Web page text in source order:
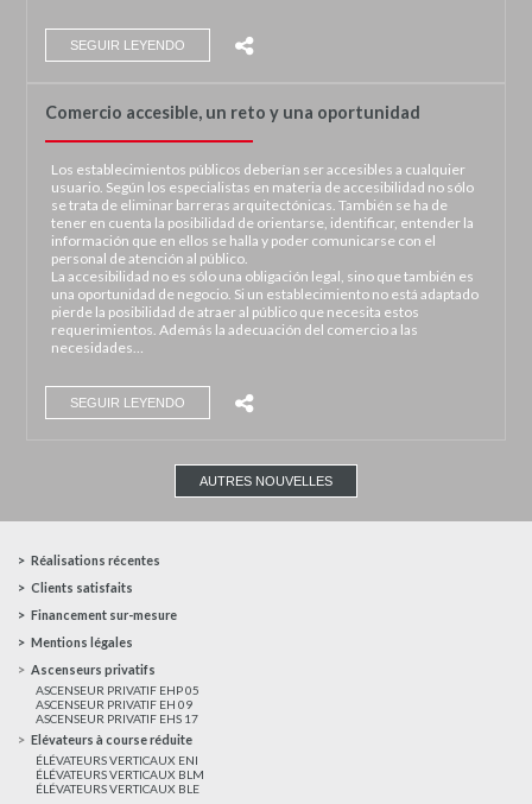
SEGUIR LEYENDO
Comercio accesible, un reto y una oportunidad
Los establecimientos públicos deberían ser accesibles a cualquier
usuario. Según los especialistas en materia de accesibilidad no sólo
se trata de eliminar barreras arquitectónicas. También se ha de
tener en cuenta la posibilidad de orientarse, identificar, entender la
información que en ellos se halla y poder comunicarse con el
personal de atención al público.
La accesibilidad no es sólo una obligación legal, sino que también es
una oportunidad de negocio. Si un establecimiento no está adaptado
pierde la posibilidad de atraer al público que necesita estos
requerimientos. Además la adecuación del comercio a las
necesidades…
SEGUIR LEYENDO
AUTRES NOUVELLES
Réalisations récentes
Clients satisfaits
Financement sur-mesure
Mentions légales
Ascenseurs privatifs
ASCENSEUR PRIVATIF EHP 05
ASCENSEUR PRIVATIF EH 09
ASCENSEUR PRIVATIF EHS 17
Elévateurs à course réduite
ÉLÉVATEURS VERTICAUX ENI
ÉLÉVATEURS VERTICAUX BLM
ÉLÉVATEURS VERTICAUX BLE